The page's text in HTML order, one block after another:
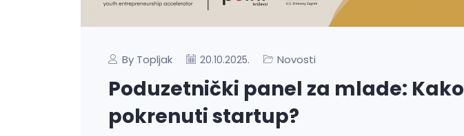
By Topljak 20.10.2025. Novosti
Poduzetnički panel za mlade: Kako
pokrenuti startup?